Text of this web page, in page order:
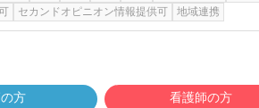
セカンドオピニオン情報提供可 地域連携
方 看護師の方